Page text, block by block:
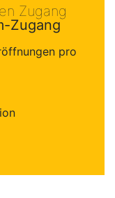
Zugang
Zugang
pro